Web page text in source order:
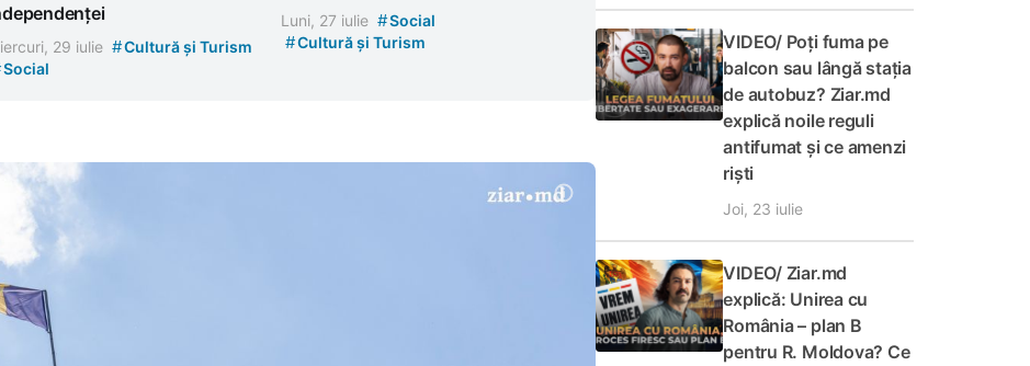
29 iulie #Cultură și Turism
Social
Luni, 27 iulie #Social
#Cultură și Turism
VIDEO/ Poți fuma pe
balcon sau lângă stația
de autobuz? Ziar.md
explică noile reguli
antifumat și ce amenzi
riști
Joi, 23 iulie
VIDEO/ Ziar.md
explică: Unirea cu
România – plan B
pentru R. Moldova? Ce